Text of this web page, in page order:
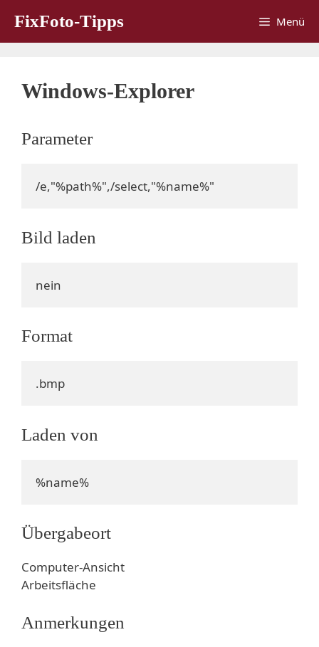
Inhalt
springen
FixFoto-Tipps Menü
Windows-Explorer
Parameter
/e,"%path%",/select,"%name%"
Bild laden
nein
Format
.bmp
Laden von
%name%
Übergabeort
Computer-Ansicht
Arbeitsfläche
Anmerkungen